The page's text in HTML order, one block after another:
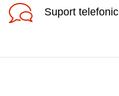
Suport telefonic